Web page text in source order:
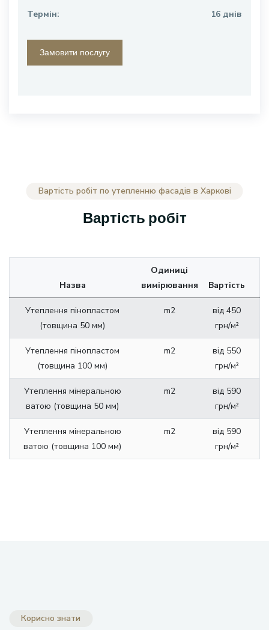
Термін: 16 днів
Замовити послугу
Вартість робіт по утепленню фасадів в Харкові
Вартість робіт
Назва
Одиниці
вимірювання
Вартість
Утеплення пінопластом
(товщина 50 мм)
m2
від 450
грн/м²
Утеплення пінопластом
(товщина 100 мм)
m2
від 550
грн/м²
Утеплення мінеральною
ватою (товщина 50 мм)
m2
від 590
грн/м²
Утеплення мінеральною
ватою (товщина 100 мм)
m2
від 590
грн/м²
Корисно знати